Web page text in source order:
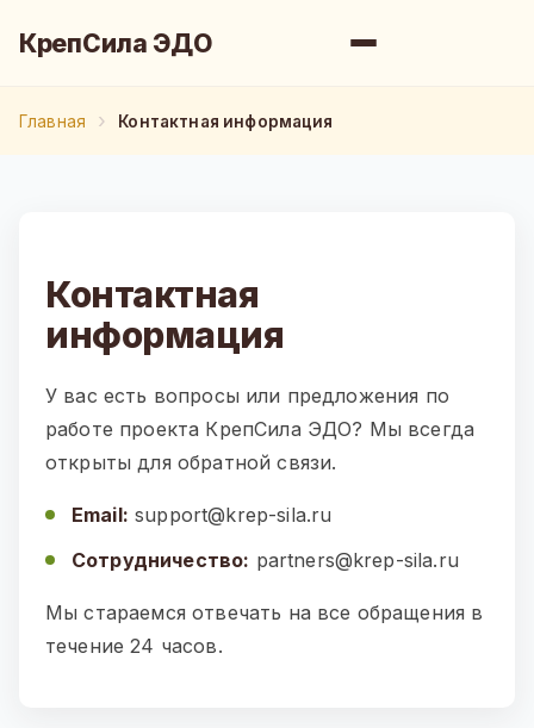
КрепСила ЭДО
Главная Контактная информация
Контактная
информация
У вас есть вопросы или предложения по
работе проекта КрепСила ЭДО? Мы всегда
открыты для обратной связи.
Email: support@krep-sila.ru
Сотрудничество: partners@krep-sila.ru
Мы стараемся отвечать на все обращения в
течение 24 часов.